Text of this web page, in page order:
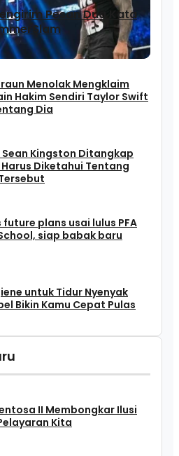
Pesan Dua Kata
Menolak Mengklaim
Hakim Sendiri Taylor Swift
Dia
Kingston Ditangkap
Diketahui Tentang
future plans usai lulus PFA
siap babak baru
untuk Tidur Nyenyak
Bikin Kamu Cepat Pulas
II Membongkar Ilusi
Kita